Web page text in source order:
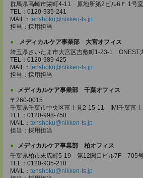
群馬県高崎市栄町4-11 原地所第2ビル6Ｆ 1号室
TEL：0120-935-241
MAIL： tenshoku@nikken-ts.jp
担当：採用担当
メディカルケア事業部 大宮オフィス
埼玉県さいたま市大宮区吉敷町1-23-1 ONEST
TEL：0120-989-425
MAIL： tenshoku@nikken-ts.jp
担当：採用担当
メディカルケア事業部 千葉オフィス
〒260-0015
千葉県千葉市中央区富士見2-15-11 IMI千葉富
TEL：0120-998-758
MAIL： tenshoku@nikken-ts.jp
担当：採用担当
メディカルケア事業部 柏オフィス
千葉県柏市末広町5-19 第12関口ビル7F 705
TEL：0120-935-218
MAIL： tenshoku@nikken-ts.jp